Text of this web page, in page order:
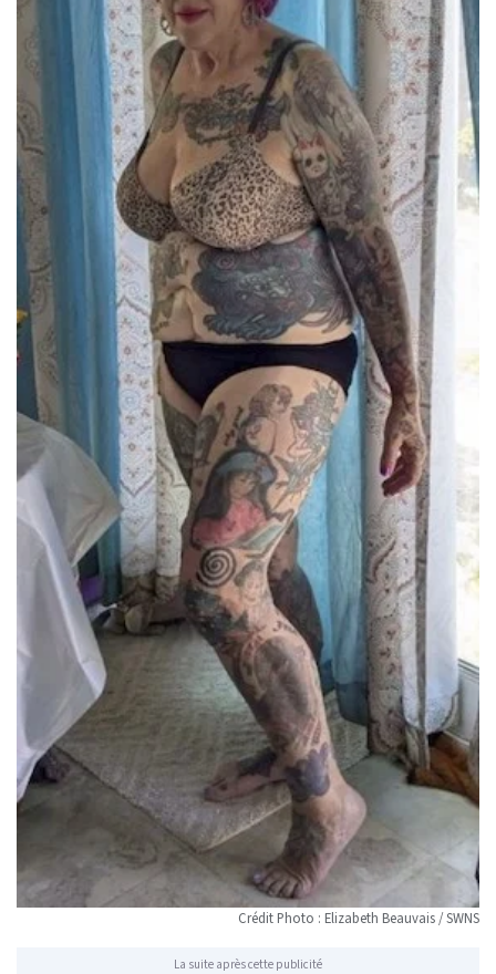
Crédit Photo : Elizabeth Beauvais / SWNS
La suite après cette publicité